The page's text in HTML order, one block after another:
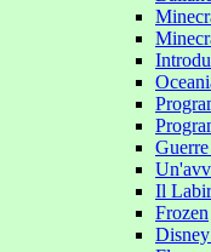
Il
Frozen